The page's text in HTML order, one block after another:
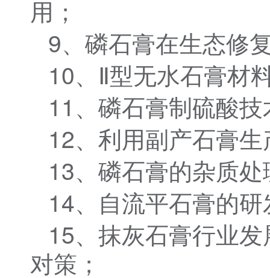
用；
9、磷石膏在生态修
10、Ⅱ型无水石膏材
11、磷石膏制硫酸
12、利用副产石膏
13、磷石膏的杂质
14、自流平石膏的
15、抹灰石膏行业
对策；